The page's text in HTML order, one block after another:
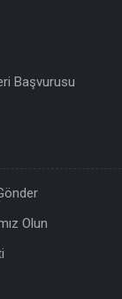
Başvurusu
Olun